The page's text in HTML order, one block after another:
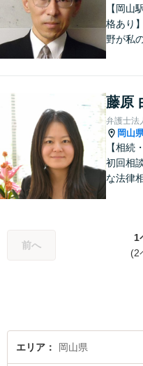
【岡山
格あり
野が私
ラス対
【日弁
所属】
にご相
藤原
弁護士法
岡山
【相続
初回相
な法律
んなさ
せん。
前へ
1
(2
エリア 岡山県